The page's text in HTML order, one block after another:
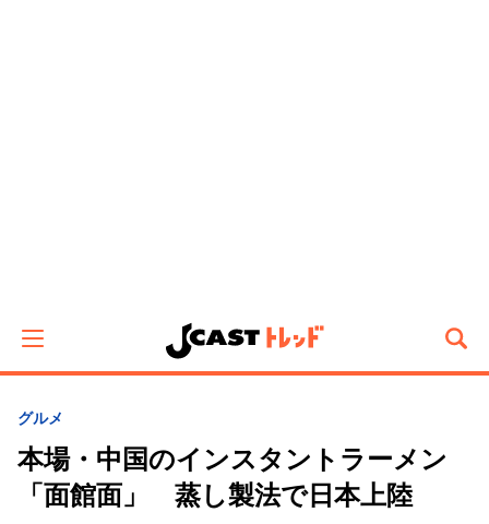
グルメ
本場・中国のインスタントラーメン
「面館面」 蒸し製法で日本上陸